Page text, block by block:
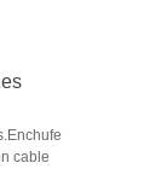
cable